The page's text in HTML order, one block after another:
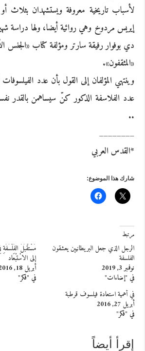
لأسباب تاريخية معروفة ويستشهدان بثلاث
إيريس مردوخ وهي روائية أيضا، ولها دراسة
دي بوفوار رفيقة سارتر ومؤلفة كتاب «الجنس
«المثقفون».
وينتهي المؤلفان إلى القول بأن عدد
عدد الفلاسفة الذكور كنّ سيساهمن بالقدر
..
________
*القدس العربي
شارك هذا الموضوع:
مرتبط
الرجل الذي جعل البريطانيين يعشقون
الفلسفة
نوفمبر 3, 2019
في "إضاءات"
مُسْتَقْبَلُ
إلى الاسْتبْعَاد
أبريل 18, 2016
في "فكر"
في أهمية استعادة فيلسوف قرطبة
أبريل 27, 2016
في "فكر"
إقرأ أيضاً